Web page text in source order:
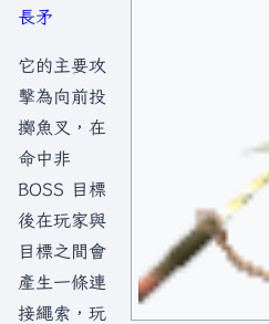
長矛
它的主要攻
擊為向前投
擲魚叉，在
命中非
BOSS 目標
後在玩家與
目標之間會
產生一條連
接繩索，玩